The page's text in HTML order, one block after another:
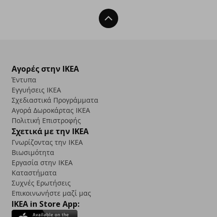
Back To Top
Αγορές στην IKEA
Έντυπα
Εγγυήσεις IKEA
Σχεδιαστικά Προγράμματα
Αγορά Δωρoκάρτας IKEA
Πολιτική Επιστροφής
Σχετικά με την IKEA
Γνωρίζοντας την IKEA
Βιωσιμότητα
Εργασία στην IKEA
Καταστήματα
Συχνές Ερωτήσεις
Επικοινωνήστε μαζί μας
IKEA in Store App: